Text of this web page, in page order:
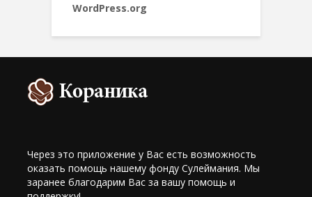
WordPress.org
Через это приложение у Вас есть возможность
оказать помощь нашему фонду Сулеймания. Мы
заранее благодарим Вас за вашу помощь и